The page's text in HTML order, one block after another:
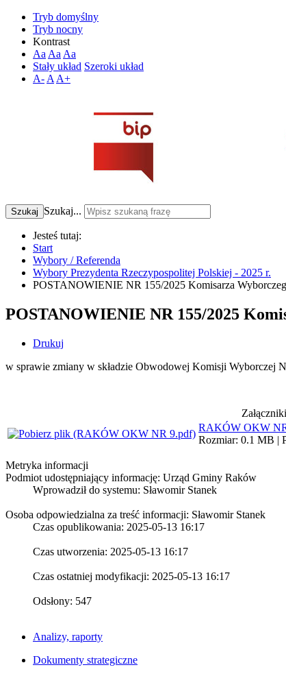
Tryb domyślny
Tryb nocny
Kontrast
Aa Aa Aa
Stały układ Szeroki układ
A- A A+
Szukaj Szukaj...
Jesteś tutaj:
Start
Wybory / Referenda
Wybory Prezydenta Rzeczypospolitej Polskiej - 2025 r.
POSTANOWIENIE NR 155/2025 Komisarza
POSTANOWIENIE NR 155/2025
Drukuj
w sprawie zmiany w składzie Obwodowej Komisji Wyborczej
Załączniki
RAKÓW OKW
Rozmiar: 0.1 MB |
Metryka informacji
Podmiot udostępniający informację: Urząd Gminy Raków
Wprowadził do systemu: Sławomir Stanek
Osoba odpowiedzialna za treść informacji: Sławomir Stanek
Czas opublikowania: 2025-05-13 16:17
Czas utworzenia: 2025-05-13 16:17
Czas ostatniej modyfikacji: 2025-05-13 16:17
Odsłony: 547
Analizy, raporty
Dokumenty strategiczne